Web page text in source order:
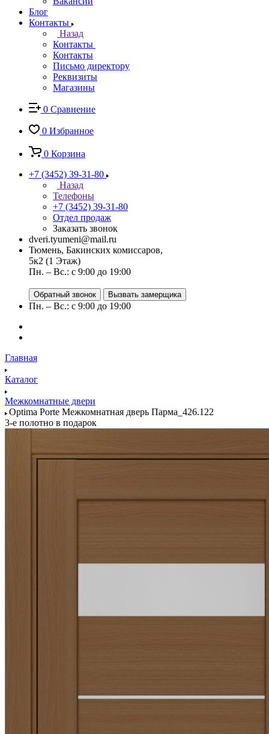
Блог
Контакты
Назад
Контакты
Контакты
Письмо директору
Реквизиты
Магазины
0 Сравнение
0 Избранное
0 Корзина
+7 (3452) 39-31-80
Назад
Телефоны
+7 (3452) 39-31-80
Отдел продаж
Заказать звонок
dveri.tyumeni@mail.ru
Тюмень, Бакинских комиссаров,
5к2 (1 Этаж)
Пн. – Вс.: с 9:00 до 19:00
Обратный звонок Вызвать замерщика
Пн. – Вс.: с 9:00 до 19:00
Главная
Каталог
Межкомнатные двери
Optima Porte Межкомнатная дверь Парма_426.122
3-е полотно в подарок